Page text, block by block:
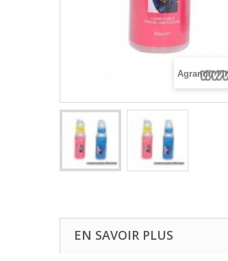
Agrandir
EN SAVOIR PLUS